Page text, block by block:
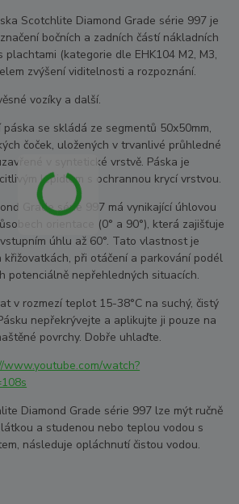
Scotchlite Diamond Grade série 997 je
bočních a zadních částí nákladních
plachtami (kategorie dle EHK104 M2, M3,
zvýšení viditelnosti a rozpoznání.
vozíky a další.
se skládá ze segmentů 50x50mm,
čoček, uložených v trvanlivé průhledné
v syntetické vrstvě. Páska je
lepidlem s ochrannou krycí vrstvou.
Grade série 997 má vynikající úhlovou
orientace (0° a 90°), která zajišťuje
úhlu až 60°. Tato vlastnost je
při otáčení a parkování podél
potenciálně nepřehledných situacích.
v rozmezí teplot 15-38°C na suchý, čistý
nepřekrývejte a aplikujte ji pouze na
povrchy. Dobře uhlaďte.
www.youtube.com/watch?
Diamond Grade série 997 lze mýt ručně
a studenou nebo teplou vodou s
následuje opláchnutí čistou vodou.